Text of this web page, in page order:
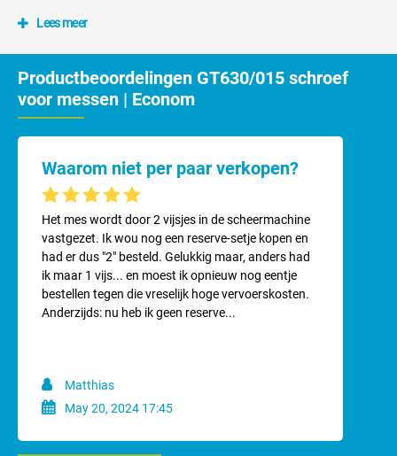
Nummer 33 en 36 op tekening
Lees meer
Productbeoordelingen GT630/015 schroef
voor messen | Econom
Waarom niet per paar verkopen?
Gemiddelde waardering van 5 van 5 sterren
Het mes wordt door 2 vijsjes in de scheermachine
vastgezet. Ik wou nog een reserve-setje kopen en
had er dus "2" besteld. Gelukkig maar, anders had
ik maar 1 vijs... en moest ik opnieuw nog eentje
bestellen tegen die vreselijk hoge vervoerskosten.
Anderzijds: nu heb ik geen reserve...
Matthias
May 20, 2024 17:45